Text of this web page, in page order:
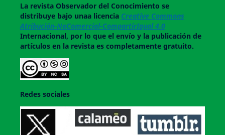
La revistaObservador del Conocimiento se
distribuye bajo unaa licencia Creative Commons
Atribución-NoComercial-CompartirIgual 4.0
Internacional, por lo que el envío y la publicación de
artículos en la revista es completamente gratuito.
Redes sociales